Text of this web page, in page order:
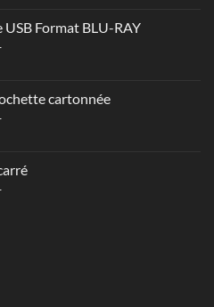
Format BLU-RAY
cartonnée